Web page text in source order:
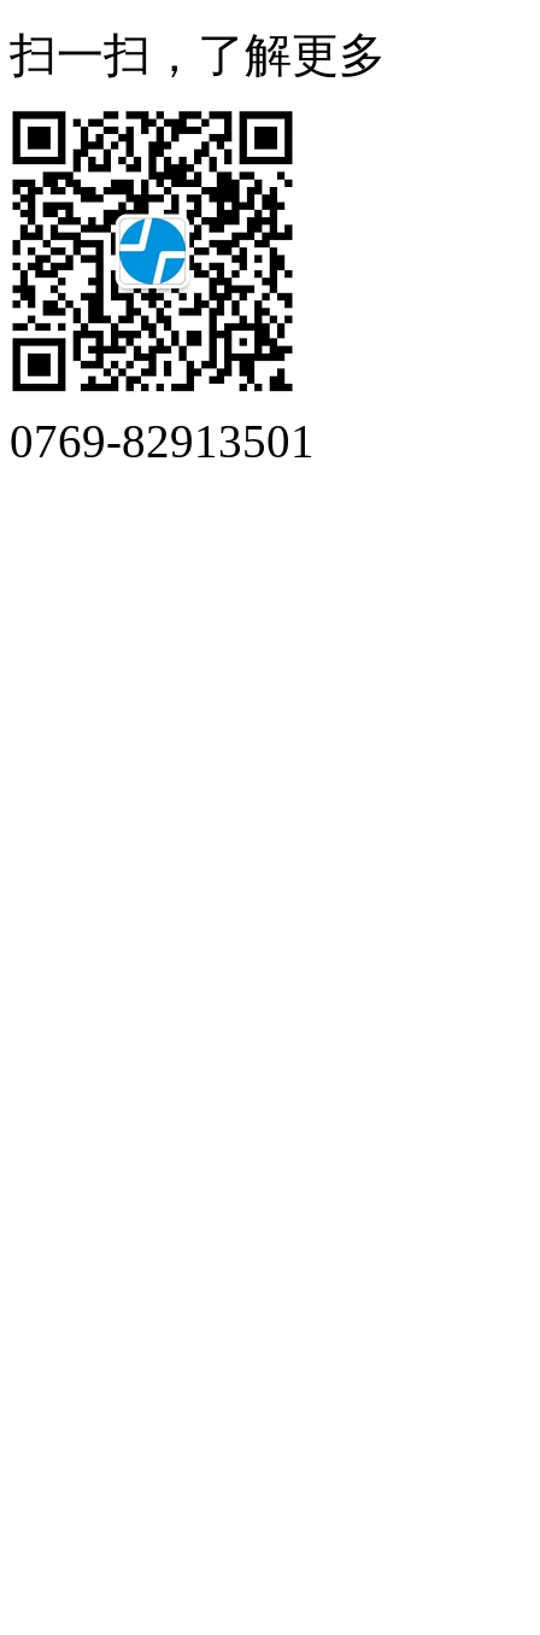
扫一扫，了解更多
0769-82913501